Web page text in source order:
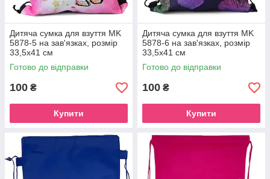
Дитяча сумка для взуття MK
5878-5 на зав'язках, розмір
33,5х41 см
Готово до відправки
100 ₴
Купити
Дитяча сумка для взуття MK
5878-6 на зав'язках, розмір
33,5х41 см
Готово до відправки
100 ₴
Купити